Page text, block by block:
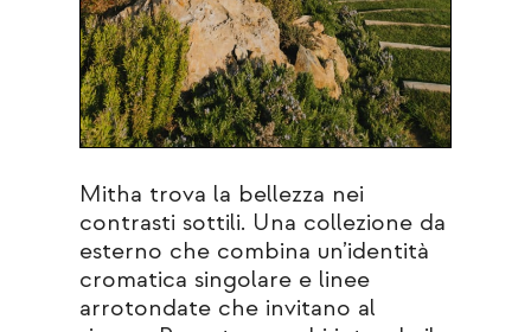
Mitha trova la bellezza nei
contrasti sottili. Una collezione da
esterno che combina un’identità
cromatica singolare e linee
arrotondate che invitano al